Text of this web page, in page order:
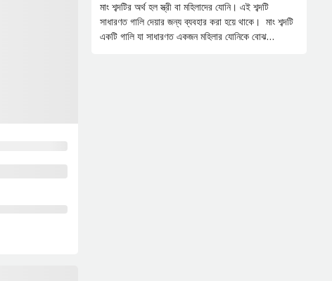
মাং শব্দটির অর্থ হল স্ত্রী বা মহিলাদের যোনি। এই শব্দটি
সাধারণত গালি দেয়ার জন্য ব্যবহার করা হয়ে থাকে। মাং শব্দটি
একটি গালি যা সাধারণত একজন মহিলার যোনিকে বোঝ…